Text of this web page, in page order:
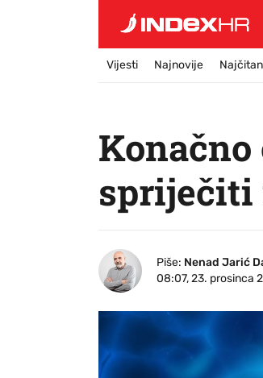
Vijesti Najnovije
Piše: Nenad Jarić
08:07, 23. prosinca